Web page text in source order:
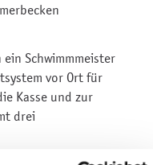
Schwimmmeister
vor Ort für
Kasse und zur
drei